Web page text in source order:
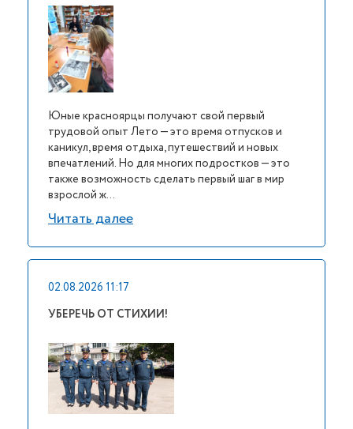
Юные красноярцы получают свой первый
трудовой опыт Лето — это время отпусков и
каникул, время отдыха, путешествий и новых
впечатлений. Но для многих подростков — это
также возможность сделать первый шаг в мир
взрослой ж...
Читать далее
02.08.2026 11:17
УБЕРЕЧЬ ОТ СТИХИИ!